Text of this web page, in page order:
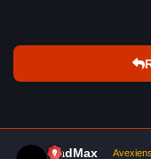
MadMax Avexiens